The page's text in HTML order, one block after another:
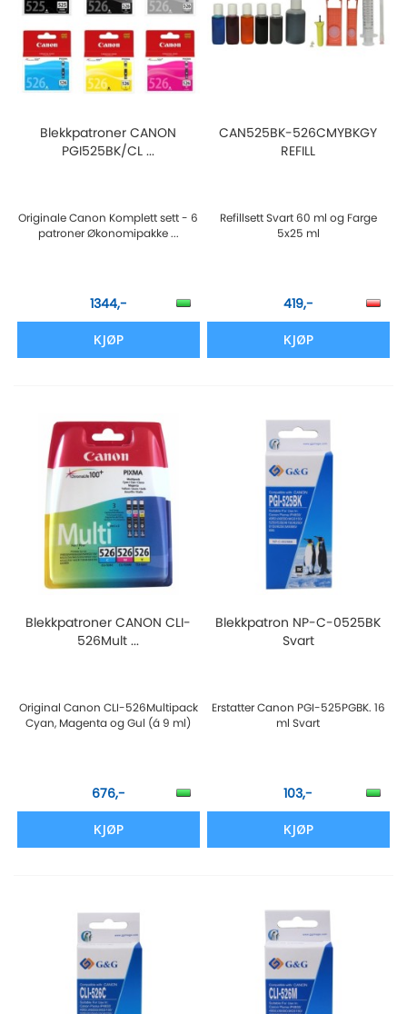
Blekkpatroner CANON
PGI525BK/CL ...
Originale Canon Komplett sett - 6
patroner Økonomipakke ...
1344,-
KJØP
CAN525BK-526CMYBKGY
REFILL
Refillsett Svart 60 ml og Farge
5x25 ml
419,-
KJØP
Blekkpatroner CANON CLI-
526Mult ...
Original Canon CLI-526Multipack
Cyan, Magenta og Gul (á 9 ml)
676,-
KJØP
Blekkpatron NP-C-0525BK
Svart
Erstatter Canon PGI-525PGBK. 16
ml Svart
103,-
KJØP